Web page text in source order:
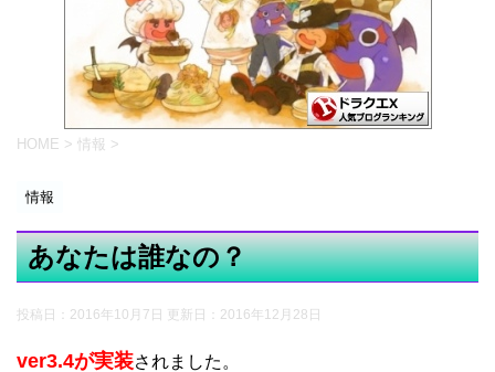
HOME > 情報 >
情報
あなたは誰なの？
投稿日：2016年10月7日 更新日： 2016年12月28日
ver3.4が実装されました。